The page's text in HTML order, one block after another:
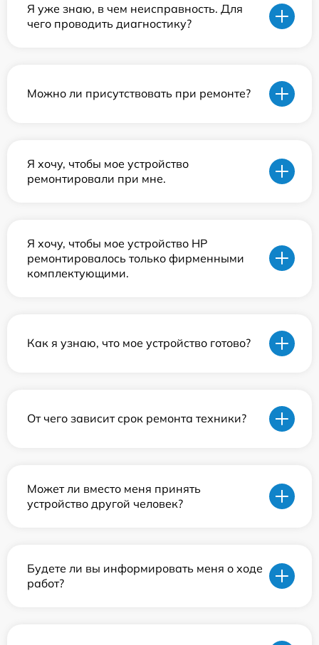
Я уже знаю, в чем неисправность. Для
чего проводить диагностику?
Можно ли присутствовать при ремонте?
Я хочу, чтобы мое устройство
ремонтировали при мне.
Я хочу, чтобы мое устройство HP
ремонтировалось только фирменными
комплектующими.
Как я узнаю, что мое устройство готово?
От чего зависит срок ремонта техники?
Может ли вместо меня принять
устройство другой человек?
Будете ли вы информировать меня о ходе
работ?